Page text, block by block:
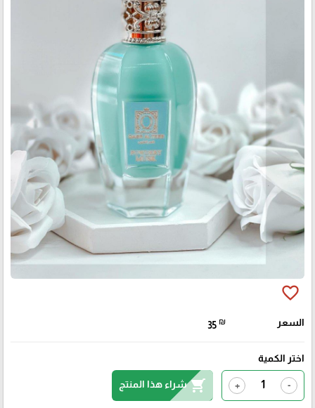
favorite_border
السعر 35 ₪
اختر الكمية
-
+
shopping_cartشراء هذا المنتج